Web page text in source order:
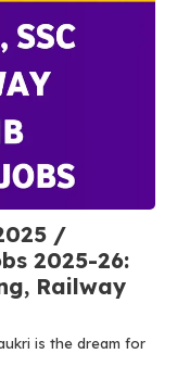
/
2025-26:
Railway
is the dream for